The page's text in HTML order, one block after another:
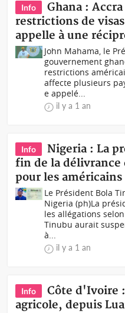
Info
Ghana :
restrictions de
appelle à une
John Mahama, le
gouvernement
restrictions
affecte plusieurs
e appelé...
il y a 1 an
Info
Nigeria : La
fin de la délivrance
pour les américains
Le Président Bola
Nigeria (ph) La
les allégations
Tinubu aurait
à...
il y a 1 an
Info
Côte d'Ivoire
agricole, depuis